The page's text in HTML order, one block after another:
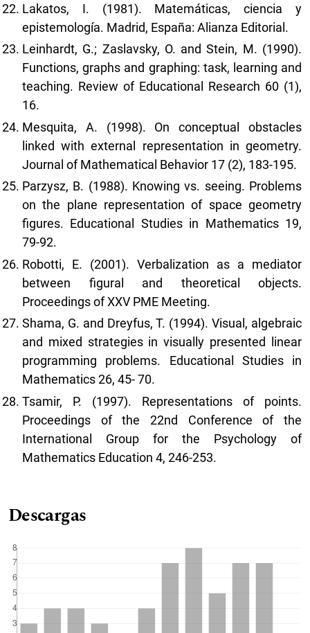
Lakatos, I. (1981). Matemáticas, ciencia y
epistemología. Madrid, España: Alianza Editorial.
Leinhardt, G.; Zaslavsky, O. and Stein, M. (1990).
Functions, graphs and graphing: task, learning and
teaching. Review of Educational Research 60 (1),
16.
Mesquita, A. (1998). On conceptual obstacles
linked with external representation in geometry.
Journal of Mathematical Behavior 17 (2), 183-195.
Parzysz, B. (1988). Knowing vs. seeing. Problems
on the plane representation of space geometry
figures. Educational Studies in Mathematics 19,
79-92.
Robotti, E. (2001). Verbalization as a mediator
between figural and theoretical objects.
Proceedings of XXV PME Meeting.
Shama, G. and Dreyfus, T. (1994). Visual, algebraic
and mixed strategies in visually presented linear
programming problems. Educational Studies in
Mathematics 26, 45- 70.
Tsamir, P. (1997). Representations of points.
Proceedings of the 22nd Conference of the
International Group for the Psychology of
Mathematics Education 4, 246-253.
Descargas